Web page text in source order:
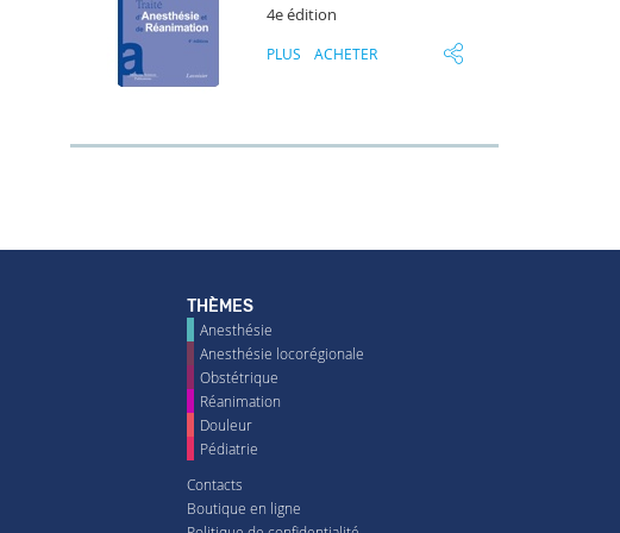
4e édition
PLUS ACHETER
THÈMES
Anesthésie
Anesthésie locorégionale
Obstétrique
Réanimation
Douleur
Pédiatrie
Contacts
Boutique en ligne